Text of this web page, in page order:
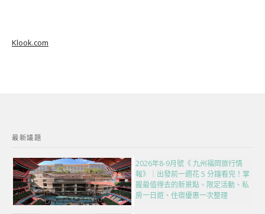
Klook.com
最新議題
2026年8-9月號《 九州福岡旅行情
報》｜出發前一週花 5 分鐘看完！掌
握最值得去的新景點、限定活動、私
房一日遊、住宿優惠一次整理